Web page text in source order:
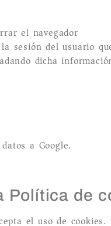
el navegador
la sesión del usuario
dicha
a Google.
Política de
el uso de